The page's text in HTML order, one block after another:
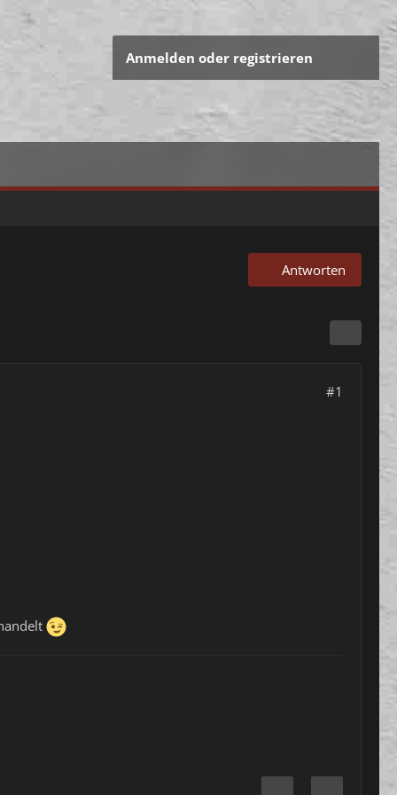
Anmelden oder registrieren
Antworten
#1